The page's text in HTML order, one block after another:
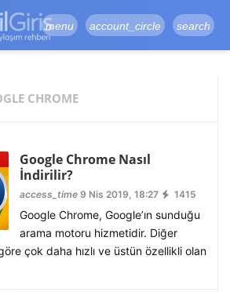
menu account_circle search
CHROME
Google Chrome Nasıl
İndirilir?
access_time9 Nis 2019, 18:27 1415
Google Chrome, Google’ın sunduğu
arama motoru hizmetidir. Diğer
çok daha hızlı ve üstün özellikli olan